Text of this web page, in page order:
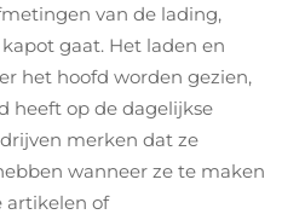
van de lading,
gaat. Het laden en
het hoofd worden gezien,
heeft op de dagelijkse
merken dat ze
wanneer ze te maken
artikelen of